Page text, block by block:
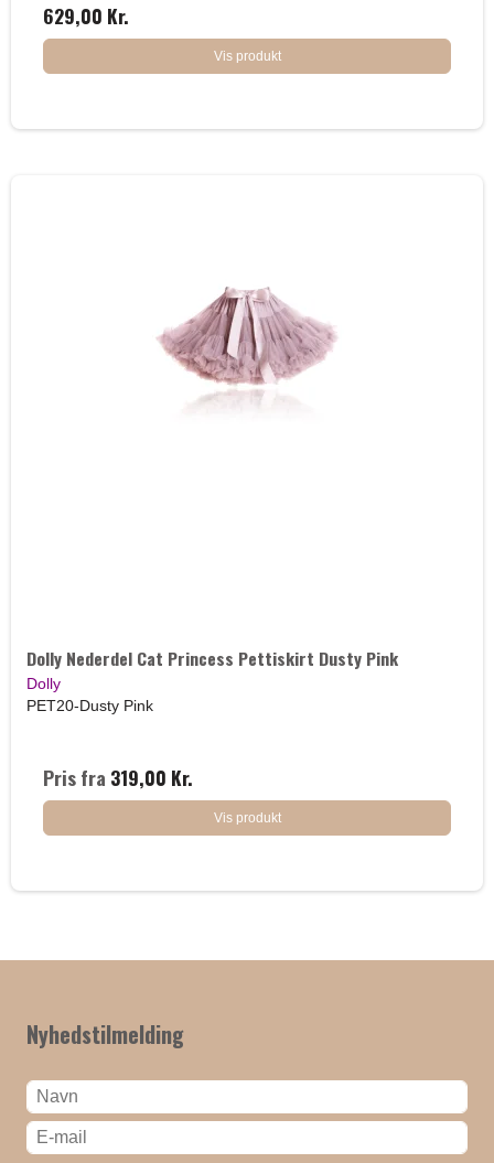
629,00 Kr.
Vis produkt
Dolly Nederdel Cat Princess Pettiskirt Dusty Pink
Dolly
PET20-Dusty Pink
Pris fra 319,00 Kr.
Vis produkt
Nyhedstilmelding